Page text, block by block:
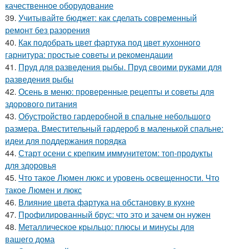
качественное оборудование
39. Учитывайте бюджет: как сделать современный
ремонт без разорения
40. Как подобрать цвет фартука под цвет кухонного
гарнитура: простые советы и рекомендации
41. Пруд для разведения рыбы. Пруд своими руками для
разведения рыбы
42. Осень в меню: проверенные рецепты и советы для
здорового питания
43. Обустройство гардеробной в спальне небольшого
размера. Вместительный гардероб в маленькой спальне:
идеи для поддержания порядка
44. Старт осени с крепким иммунитетом: топ-продукты
для здоровья
45. Что такое Люмен люкс и уровень освещенности. Что
такое Люмен и люкс
46. Влияние цвета фартука на обстановку в кухне
47. Профилированный брус: что это и зачем он нужен
48. Металлическое крыльцо: плюсы и минусы для
вашего дома